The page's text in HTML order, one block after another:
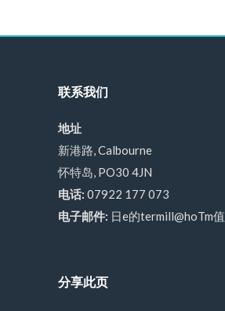
联系我们
地址
新港路, Calbourne
怀特岛, PO30 4JN
电话: 07922 177 073
电子邮件: 日e的termill@hoTm
分享此页